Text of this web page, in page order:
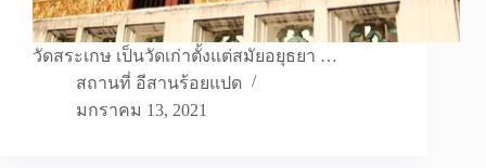
วัดสระเกษ เป็นวัดเก่าตั้งแต่สมัยอยุธยา …
สถานที่ อีสานร้อยแปด
มกราคม 13, 2021